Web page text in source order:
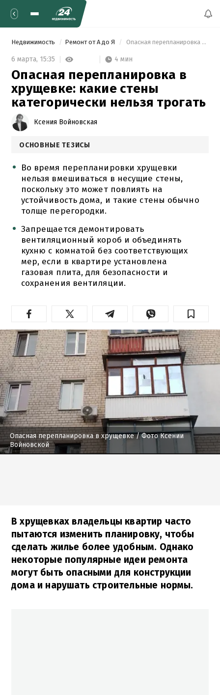
Недвижимость Ремонт от А до Я Опасная перепланировка в хрущевке: какие стены категорически нельзя трогать
6 марта, 15:35 4 мин
Опасная перепланировка в
хрущевке: какие стены
категорически нельзя трогать
Ксения Войновская
ОСНОВНЫЕ ТЕЗИСЫ
Во время перепланировки хрущевки
нельзя вмешиваться в несущие стены,
поскольку это может повлиять на
устойчивость дома, и такие стены обычно
толще перегородки.
Запрещается демонтировать
вентиляционный короб и объединять
кухню с комнатой без соответствующих
мер, если в квартире установлена
газовая плита, для безопасности и
сохранения вентиляции.
Опасная перепланировка в хрущевке/ Фото Ксении
Войновской
В хрущевках владельцы квартир часто
пытаются изменить планировку, чтобы
сделать жилье более удобным. Однако
некоторые популярные идеи ремонта
могут быть опасными для конструкции
дома и нарушать строительные нормы.